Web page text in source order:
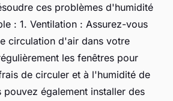
ces problèmes d'humidité
: 1. Ventilation : Assurez-vous
circulation d'air dans votre
les fenêtres pour
de circuler et à l'humidité de
pouvez également installer des